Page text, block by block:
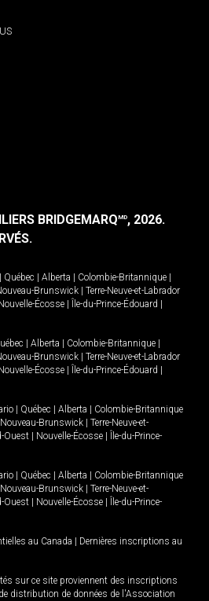
BRIDGEMARQMD, 2026.
Québec Alberta Colombie-Britannique
Brunswick
Terre-Neuve-et-Labrador
Écosse Île-du-Prince-Édouard
Alberta Colombie-Britannique
Brunswick
Terre-Neuve-et-Labrador
Écosse Île-du-Prince-Édouard
Québec Alberta
Colombie-Britannique
Nouveau-Brunswick
Terre-Neuve-et-
Ouest Nouvelle-Écosse
Île-du-Prince-
Québec Alberta
Colombie-Britannique
Nouveau-Brunswick
Terre-Neuve-et-
Ouest Nouvelle-Écosse
Île-du-Prince-
au Canada
Dernières inscriptions au
sur ce site proviennent des inscriptions
distribution de données de l'Association